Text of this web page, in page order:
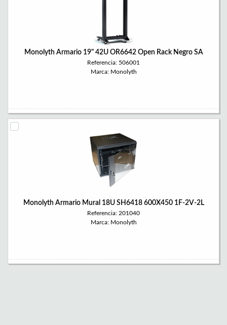
Monolyth Armario 19" 42U OR6642 Open Rack Negro SA
Referencia: 506001
Marca: Monolyth
Monolyth Armario Mural 18U SH6418 600X450 1F-2V-2L
Referencia: 201040
Marca: Monolyth